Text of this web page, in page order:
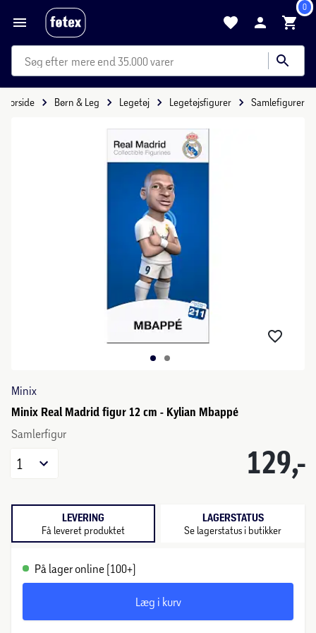
0
mere end 35.000 varer
Forside Børn & Leg Legetøj Legetøjsfigurer Samlefigurer
Minix
Minix Real Madrid figur 12 cm - Kylian Mbappé
Samlerfigur
129,-
1
LEVERING
Få leveret produktet
LAGERSTATUS
Se lagerstatus i butikker
På lager online (100+)
Læg i kurv